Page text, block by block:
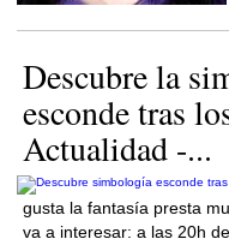
Descubre la
esconde tras
Actualidad -...
gusta la fantasía presta
va a interesar: a las 20h